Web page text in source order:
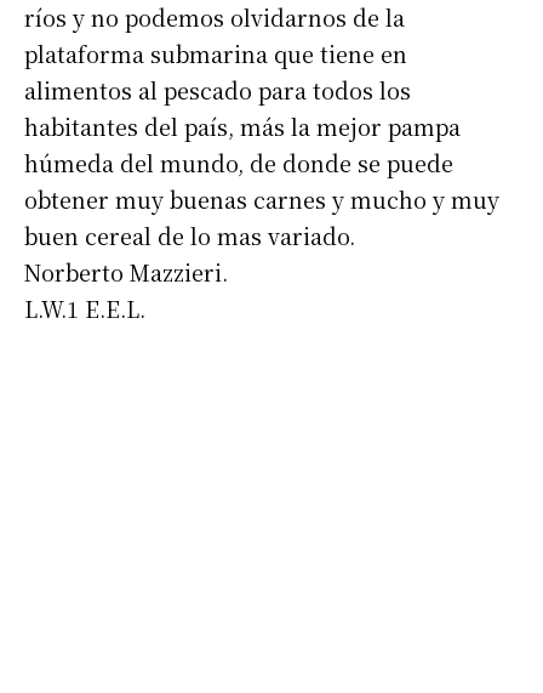
Número de teléfono
ríos y no podemos olvidarnos de la
plataforma submarina que tiene en
alimentos al pescado para todos los
habitantes del país, más la mejor pampa
húmeda del mundo, de donde se puede
obtener muy buenas carnes y mucho y muy
buen cereal de lo mas variado.
Norberto Mazzieri.
L.W.1 E.E.L.